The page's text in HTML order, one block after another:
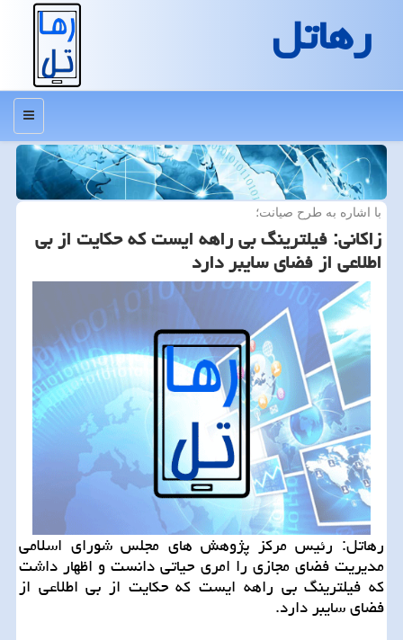
رهاتل
منو
با اشاره به طرح صیانت؛
زاكانی: فیلترینگ‬⁩ بی راهه ایست كه حكایت از بی
اطلاعی از فضای سایبر دارد
رهاتل: رئیس مرکز پژوهش های مجلس شورای اسلامی
مدیریت ⁧‫فضای مجازی‬⁩ را امری حیاتی دانست و اظهار داشت
که فیلترینگ‬⁩ بی راهه ایست که حکایت از بی اطلاعی از
فضای سایبر دارد.